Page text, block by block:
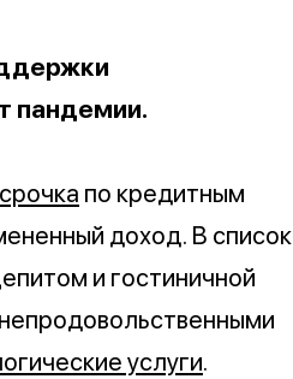
пандемии.
по кредитным
доход. В список
и гостиничной
услуги.